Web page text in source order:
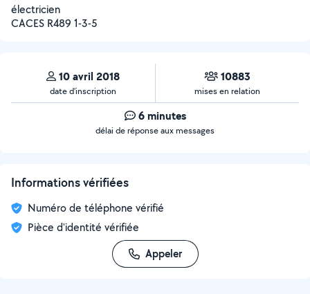
électricien
CACES R489 1-3-5
10 avril 2018
date d’inscription
10883
mises en relation
6 minutes
délai de réponse aux messages
Informations vérifiées
Numéro de téléphone vérifié
Pièce d'identité vérifiée
Appeler